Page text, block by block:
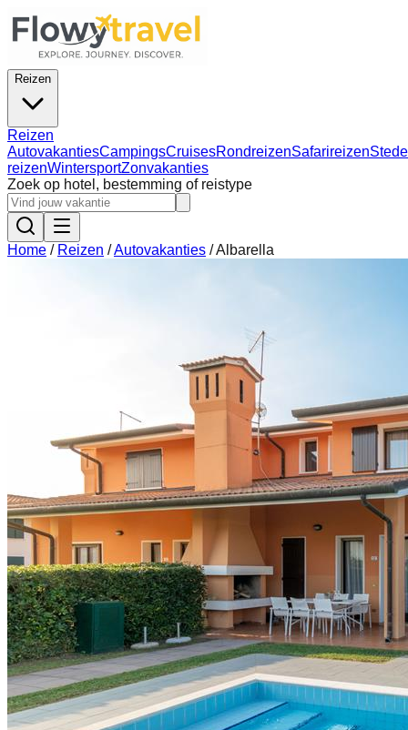
Reizen
Reizen
AutovakantiesCampingsCruisesRondreizenSafarireizen
reizenWintersportZonvakanties
Zoek op hotel, bestemming of reistype
Home / Reizen /Autovakanties /Albarella